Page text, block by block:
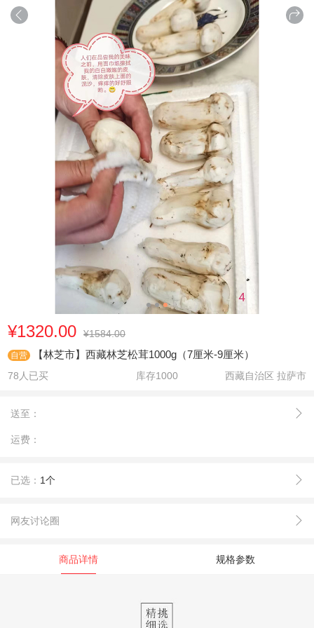
商品 详情 评论
¥1320.00 ¥1584.00
自营 【林芝市】西藏林芝松茸1000g（7厘米-9厘米）
78人已买 库存1000 西藏自治区 拉萨市
送至：
运费：
已选： 1个
网友讨论圈
商品详情 规格参数